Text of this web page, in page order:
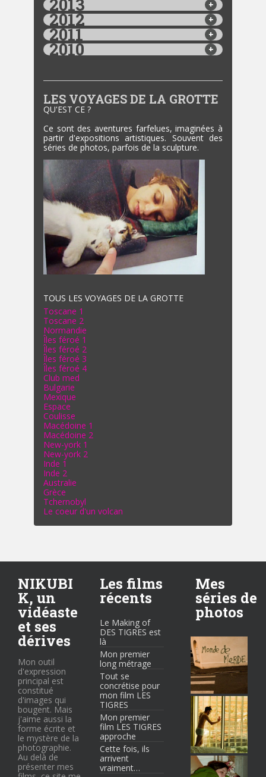
2013
2012
2011
2010
LES VOYAGES DE LA GROTTE
QU'EST CE ?
Ce sont des aventures farfelues, imaginées à
partir d'expositions artistiques. Souvent des
séries de photos, parfois de la sculpture.
TOUS LES VOYAGES DE LA GROTTE
Toscane 1
Toscane 2
Normandie
Îles féroé 1
Îles féroé 2
Îles féroé 3
Îles féroé 4
Club med
Bulgarie
Mexique
Espace
Coulisse
Macédoine 1
Macédoine 2
New-york 1
New-york 2
Inde 1
Inde 2
Australie
Grèce
Tchernobyl
Le coeur d'un volcan
NIKUBI
K, un
vidéaste
et ses
dérives
Mon outil
d'expression
principal est
constitué
d'images qui
bougent. Mais
j'aime aussi la
forme écrite et
le mystère de la
photographie.
Au delà de
présenter mes
Les films
récents
Le Making of
DES TIGRES est
là
Mon premier
long métrage
Tout se
concrétise pour
mon film LES
TIGRES
Mon premier
film LES TIGRES
approche
Cette fois, ils
arrivent
vraiment…
Mes
séries de
photos